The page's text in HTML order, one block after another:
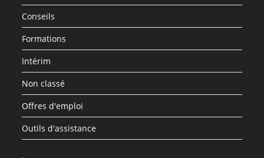
Conseils
Formations
Intérim
Non classé
Offres d'emploi
Outils d'assistance